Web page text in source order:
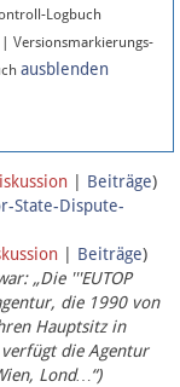
Logbuch
| Versionsmarkierungs-
ausblenden
Beiträge)
State-Dispute-
Beiträge)
„Die '''EUTOP
die 1990 von
Hauptsitz in
verfügt die Agentur
Lond…“)